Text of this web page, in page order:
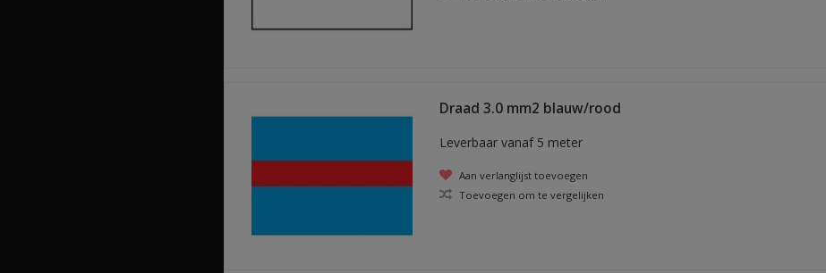
Draad 3.0 mm2 blauw/rood
Leverbaar vanaf 5 meter
Aan verlanglijst toevoegen
Toevoegen om te vergelijken